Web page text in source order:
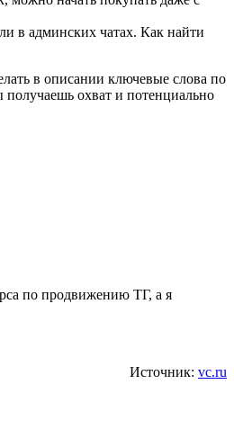
в админских чатах. Как найти
в описании ключевые слова по
охват и потенциально
по продвижению ТГ, а я
Источник: vc.ru